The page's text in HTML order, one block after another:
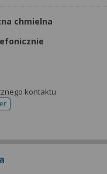
chmielna
kontaktu
do rejestracji